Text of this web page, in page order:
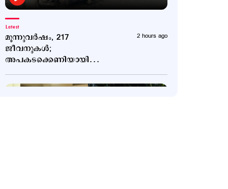
Latest
മൂന്നുവർഷം, 217
ജീവനുകൾ;
അപകടക്കെണിയായി
എക്സ്പ്രസ് ഹൈവേ
2 hours ago